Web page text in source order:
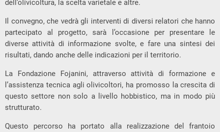
dell’olivicoltura, la scelta varietale e altre.
Il convegno, che vedrà gli interventi di diversi relatori che hanno
partecipato al progetto, sarà l’occasione per presentare le
diverse attività di informazione svolte, e fare una sintesi dei
risultati, dando anche delle indicazioni per il territorio.
La Fondazione Fojanini, attraverso attività di formazione e
l’assistenza tecnica agli olivicoltori, ha promosso la crescita di
questo settore non solo a livello hobbistico, ma in modo più
strutturato.
Questo percorso ha portato alla realizzazione del frantoio